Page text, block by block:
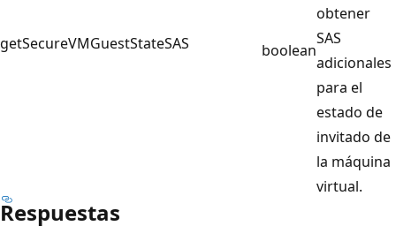
getSecureVMGuestStateSAS boolean
obtener
SAS
adicionales
para el
estado de
invitado de
la máquina
virtual.
Respuestas